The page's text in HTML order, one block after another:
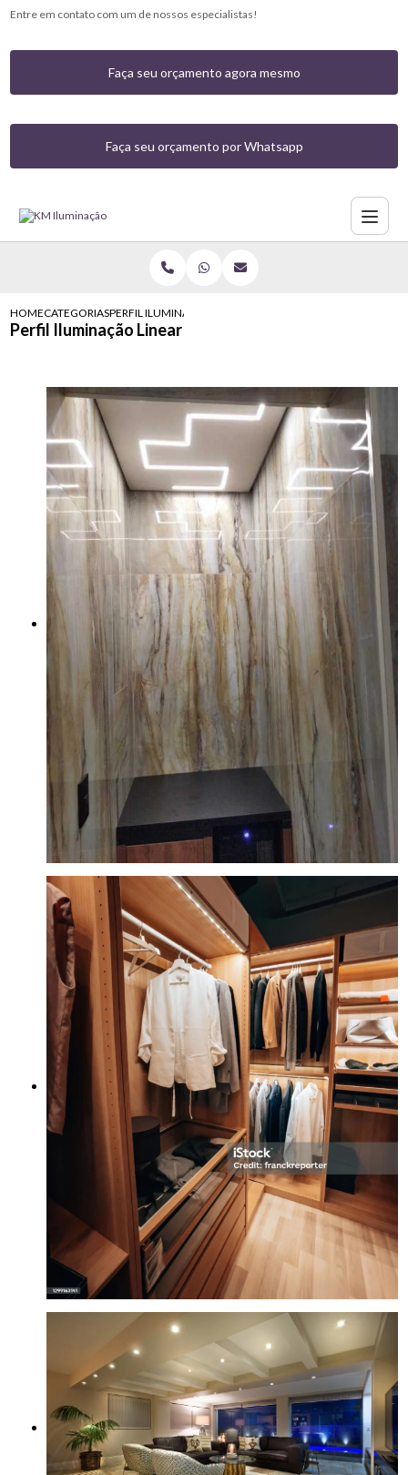
Entre em contato com um de nossos especialistas!
Faça seu orçamento agora mesmo
Faça seu orçamento por Whatsapp
HOMECATEGORIASPERFIL ILUMINACAO LINEAR
Perfil Iluminação Linear